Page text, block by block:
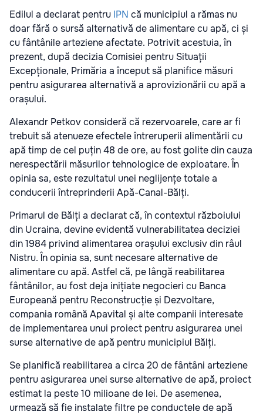
Edilul a declarat pentru IPN că municipiul a rămas nu
doar fără o sursă alternativă de alimentare cu apă, ci și
cu fântânile arteziene afectate. Potrivit acestuia, în
prezent, după decizia Comisiei pentru Situații
Excepționale, Primăria a început să planifice măsuri
pentru asigurarea alternativă a aprovizionării cu apă a
orașului.
Alexandr Petkov consideră că rezervoarele, care ar fi
trebuit să atenueze efectele întreruperii alimentării cu
apă timp de cel puțin 48 de ore, au fost golite din cauza
nerespectării măsurilor tehnologice de exploatare. În
opinia sa, este rezultatul unei neglijențe totale a
conducerii întreprinderii Apă-Canal-Bălți.
Primarul de Bălți a declarat că, în contextul războiului
din Ucraina, devine evidentă vulnerabilitatea deciziei
din 1984 privind alimentarea orașului exclusiv din râul
Nistru. În opinia sa, sunt necesare alternative de
alimentare cu apă. Astfel că, pe lângă reabilitarea
fântânilor, au fost deja inițiate negocieri cu Banca
Europeană pentru Reconstrucție și Dezvoltare,
compania română Apavital și alte companii interesate
de implementarea unui proiect pentru asigurarea unei
surse alternative de apă pentru municipiul Bălți.
Se planifică reabilitarea a circa 20 de fântâni arteziene
pentru asigurarea unei surse alternative de apă, proiect
estimat la peste 10 milioane de lei. De asemenea,
urmează să fie instalate filtre pe conductele de apă